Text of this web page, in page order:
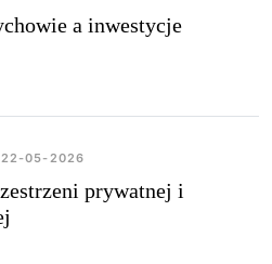
a inwestycje
22-05-2026
prywatnej i